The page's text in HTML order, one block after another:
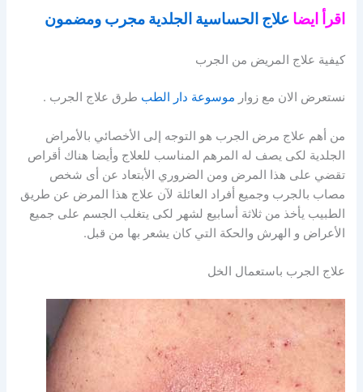
اقرأ ايضا علاج الحساسية الجلدية مجرب ومضمون
كيفية علاج المريض من الجرب
نستعرض الان مع زوار موسوعة دار الطب طرق علاج الجرب .
من أهم علاج مرض الجرب هو التوجه إلى الأخصائي بالأمراض
الجلدية لكى يصف له المرهم المناسب للعلاج وأيضا هناك أقراص
تقضي على هذا المرض ومن الضروري الأبتعاد عن أى شخص
مصاب بالجرب وجميع أفراد العائلة لآن علاج هذا المرض عن طريق
الطبيب يأخذ من ثلاثة أسابيع لشهر لكى يتغلب الجسم على جميع
الأعراض و الهرش والحكة التي كان يشعر بها من قبل.
علاج الجرب باستعمال الخل